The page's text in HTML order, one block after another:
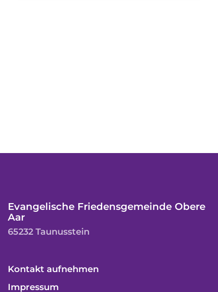
Evangelische Friedensgemeinde Obere
Aar
65232 Taunusstein
Kontakt aufnehmen
Impressum